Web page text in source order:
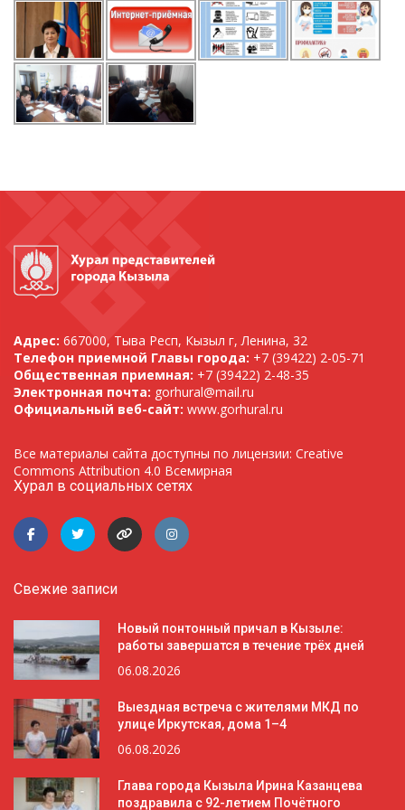
Адрес: 667000, Тыва Респ, Кызыл г, Ленина, 32
Телефон приемной Главы города: +7 (39422) 2-05-71
Общественная приемная: +7 (39422) 2-48-35
Электронная почта: gorhural@mail.ru
Официальный веб-сайт: www.gorhural.ru
Все материалы сайта доступны по лицензии: Creative
Commons Attribution 4.0 Всемирная
Хурал в социальных сетях
Свежие записи
Новый понтонный причал в Кызыле:
работы завершатся в течение трёх дней
06.08.2026
Выездная встреча с жителями МКД по
улице Иркутская, дома 1–4
06.08.2026
Глава города Кызыла Ирина Казанцева
поздравила с 92-летием Почётного